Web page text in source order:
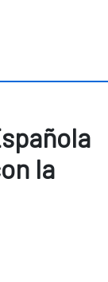
la